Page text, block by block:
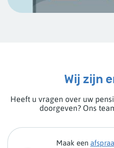
Wij zijn
Heeft u vragen over uw
doorgeven? Ons
Maak een